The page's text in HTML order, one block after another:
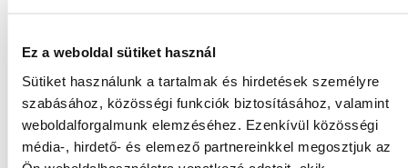
Ez a weboldal sütiket használ
Sütiket használunk a tartalmak és hirdetések személyre
szabásához, közösségi funkciók biztosításához, valamint
weboldalforgalmunk elemzéséhez. Ezenkívül közösségi
média-, hirdető- és elemező partnereinkkel megosztjuk az
kolin-klorid 2 200 mg, L-karnitin 65mg, niacin 45mg, biotin 1,8mg, cink
3,8mg, szelén (E8) 0,23mg, DL-metionin (3.1.1.) 14mg, arginin (3c3.6.1.)
12mg, L-lizin (3.2.3.) 10mg